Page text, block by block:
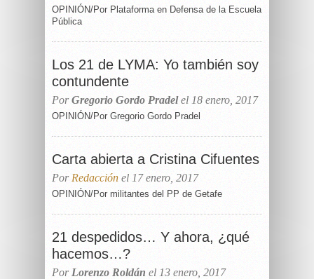
OPINIÓN/Por Plataforma en Defensa de la Escuela
Pública
Los 21 de LYMA: Yo también soy
contundente
PorGregorio Gordo Pradelel 18 enero, 2017
OPINIÓN/Por Gregorio Gordo Pradel
Carta abierta a Cristina Cifuentes
Por Redacción el 17 enero, 2017
OPINIÓN/Por militantes del PP de Getafe
21 despedidos… Y ahora, ¿qué
hacemos…?
Por Lorenzo Roldán el 13 enero, 2017